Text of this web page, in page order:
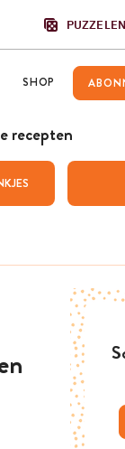
PUZZELEN
SHOP
recepten